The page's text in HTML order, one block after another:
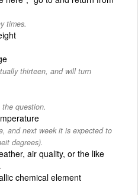
times.
thirteen, and will turn
question.
and next week it is expected to
degrees).
air quality, or the like
chemical element